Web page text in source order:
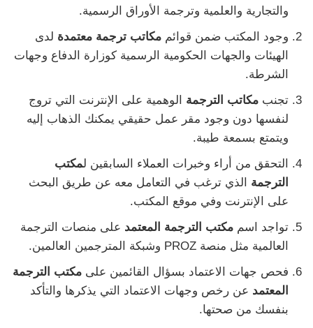
والتجارية والعلمية وترجمة الأوراق الرسمية.
وجود المكتب ضمن قوائم مكاتب ترجمة معتمدة لدى
الهيئات والجهات الحكومية الرسمية كوزارة الدفاع وجهات
الشرطة.
تجنب مكاتب الترجمة الوهمية على الإنترنت التي تروج
لنفسها دون وجود مقر عمل حقيقي يمكنك الذهاب إليه
ويتمتع بسمعة طيبة.
التحقق من أراء وخبرات العملاء السابقين لمكتب
الترجمة الذي ترغب في التعامل معه عن طريق البحث
على الإنترنت وفي موقع المكتب.
تواجد اسم مكتب الترجمة المعتمد على منصات الترجمة
العالمية مثل منصة PROZ وشبكة المترجمين العالمين.
فحص جهات الاعتماد بسؤال القائمين على مكتب الترجمة
المعتمد عن رخص وجهات الاعتماد التي يذكرها والتأكد
بنفسك من صحتها.